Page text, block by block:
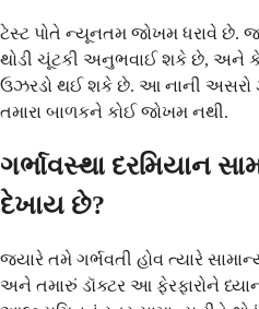
ટેસ્ટ પોતે ન્યૂનતમ જોખમ ધરાવે છે.
થોડી ચૂંટકી અનુભવાઈ શકે છે, અને
ઉઝરડો થઈ શકે છે. આ નાની
તમારા બાળકને કોઈ જોખમ નથી.
ગર્ભાવસ્થા દરમિયાન
દેખાય છે?
જ્યારે તમે ગર્ભવતી હોવ ત્યારે
અને તમારું ડૉક્ટર આ ફેરફારોને